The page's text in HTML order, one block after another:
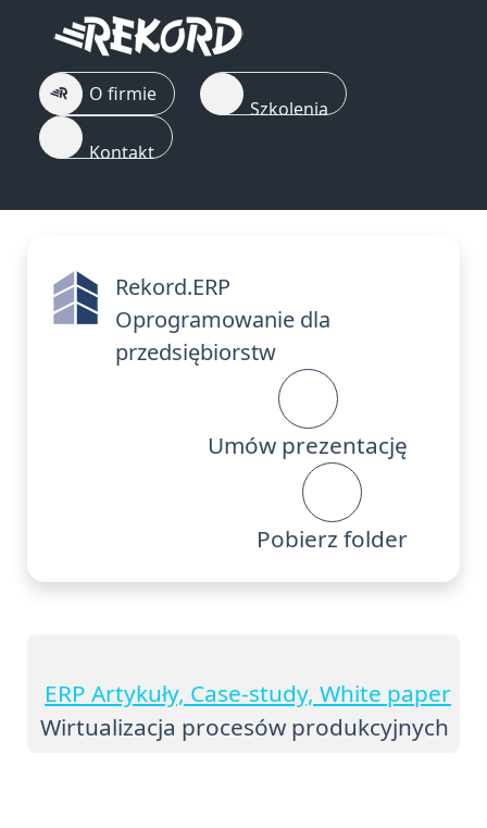
O firmie
Szkolenia
Kontakt
Rekord.ERP
Oprogramowanie dla
przedsiębiorstw
Umów prezentację
Pobierz folder
ERP Artykuły, Case-study, White paper
Wirtualizacja procesów produkcyjnych